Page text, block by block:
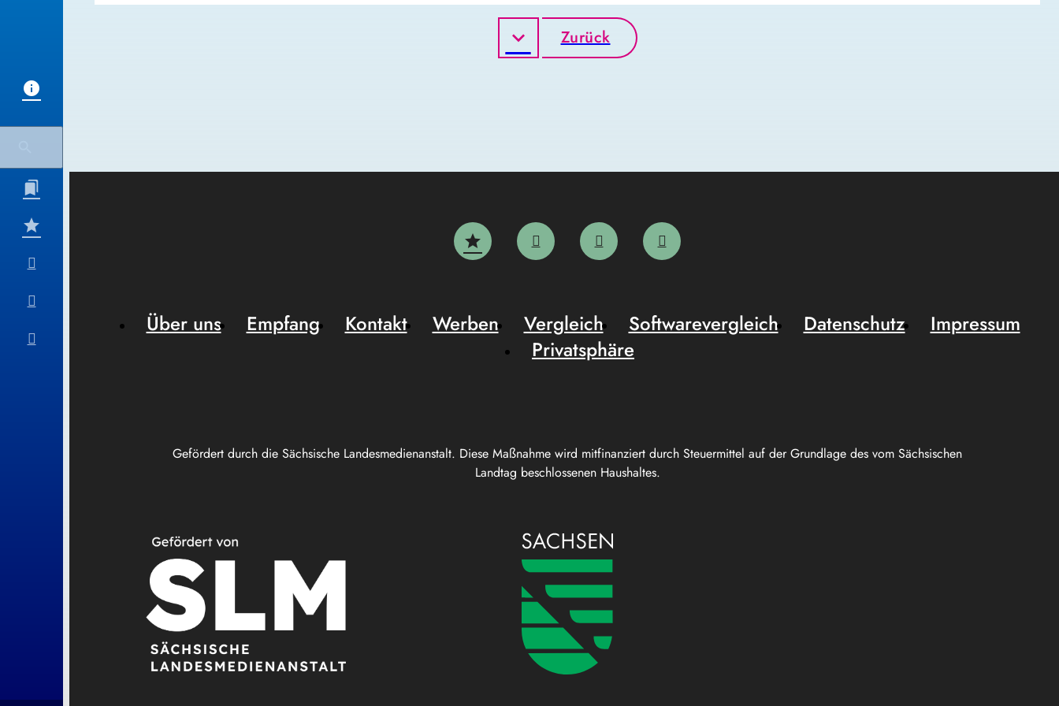
Zurück
Gefördert durch die Sächsische Landesmedienanstalt. Diese Maßnahme wird mitfinanziert durch Steuermittel auf der Grundlage des vom Sächsischen
Landtag beschlossenen Haushaltes.
Über uns Empfang Kontakt Werben Vergleich Softwarevergleich Datenschutz
Impressum
Privatsphäre